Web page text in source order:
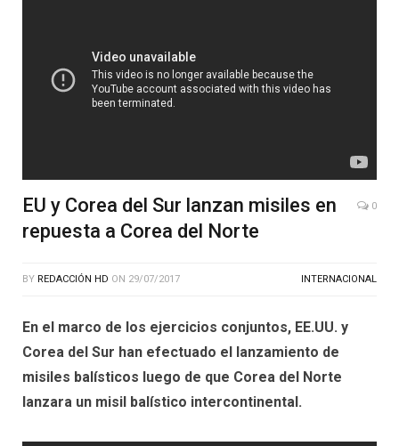
EU y Corea del Sur lanzan misiles en
repuesta a Corea del Norte
0
BY REDACCIÓN HD ON 29/07/2017 INTERNACIONAL
En el marco de los ejercicios conjuntos, EE.UU. y
Corea del Sur han efectuado el lanzamiento de
misiles balísticos luego de que Corea del Norte
lanzara un misil balístico intercontinental.